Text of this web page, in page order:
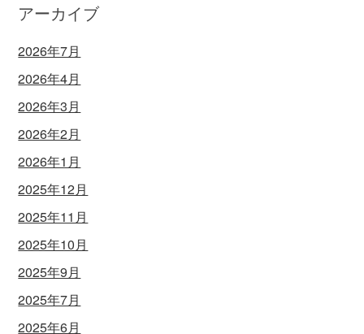
アーカイブ
2026年7月
2026年4月
2026年3月
2026年2月
2026年1月
2025年12月
2025年11月
2025年10月
2025年9月
2025年7月
2025年6月